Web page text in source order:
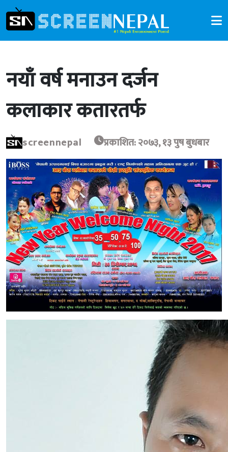
नयाँ वर्ष मनाउन दर्जन
कलाकार कतारतर्फ
screennepal प्रकाशित: २०७३, १३ पुष बुधबार